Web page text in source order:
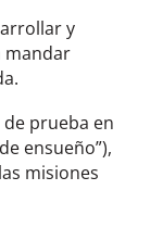
y
mandar
prueba en
ensueño”),
misiones